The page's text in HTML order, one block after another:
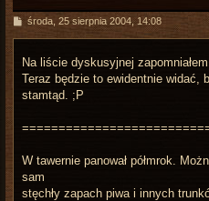
P
t
środa, 25 sierpnia 2004, 14:08
Na liście dyskusyjnej
Teraz będzie to ewidentnie widać,
stamtąd. ;P
W tawernie panował półmrok.
sam
stęchły zapach piwa i innych